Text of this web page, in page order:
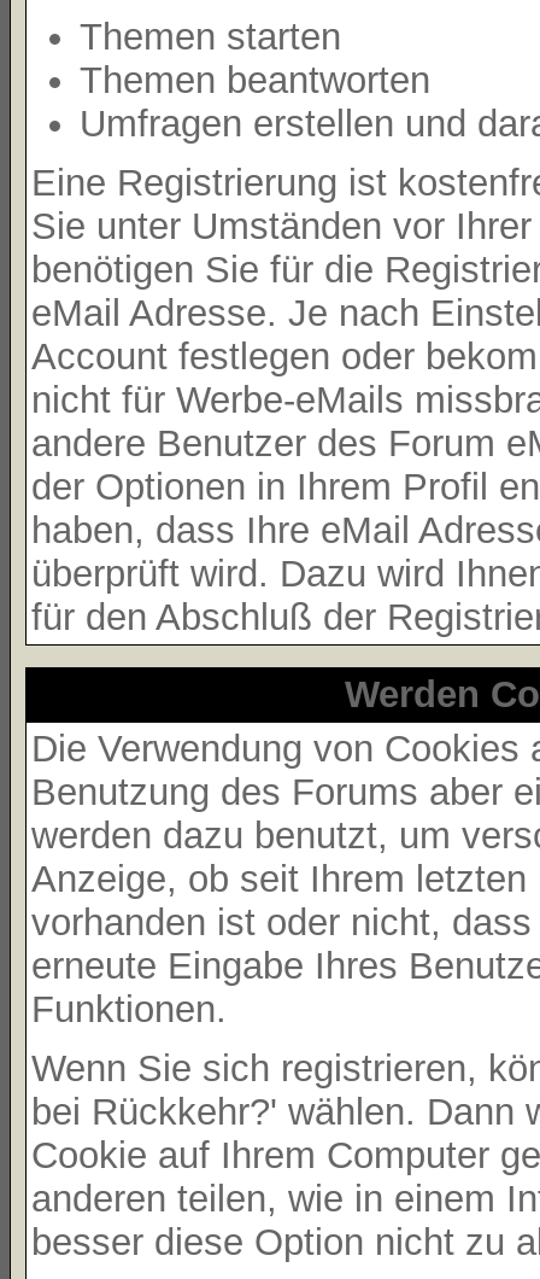
Themen starten
Themen beantworten
Umfragen erstellen und
Eine Registrierung ist
Sie unter Umständen vor
benötigen Sie für die
eMail Adresse. Je nach
Account festlegen oder
nicht für Werbe-eMails
andere Benutzer des Forum
der Optionen in Ihrem Profil
haben, dass Ihre eMail
überprüft wird. Dazu wird
für den Abschluß der
Werden
Die Verwendung von
Benutzung des Forums aber
werden dazu benutzt, um
Anzeige, ob seit Ihrem
vorhanden ist oder nicht,
erneute Eingabe Ihres
Funktionen.
Wenn Sie sich registrieren,
bei Rückkehr?' wählen. Dann
Cookie auf Ihrem Computer
anderen teilen, wie in einem
besser diese Option nicht zu